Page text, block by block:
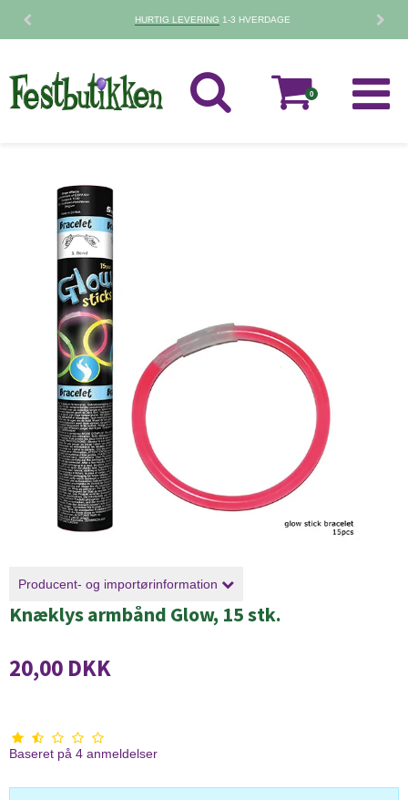
30 DAGESFORTRYDELSESRET
0
Producent- og importørinformation
Knæklys armbånd Glow, 15 stk.
20,00 DKK
Baseret på 4 anmeldelser